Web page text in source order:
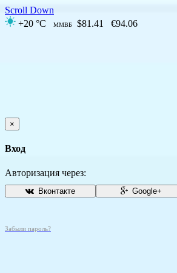
Scroll Down
+20 °C
ММВБ $81.41 €94.06
×
Вход
Авторизация через:
Вконтакте Google+
Забыли пароль?